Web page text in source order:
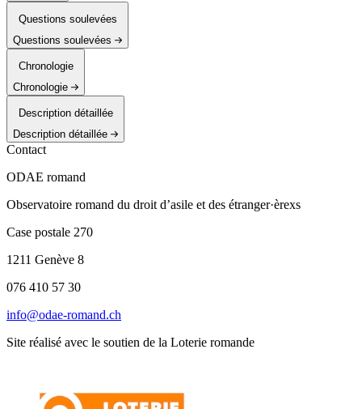
Questions soulevées
Questions soulevées
Chronologie
Chronologie
Description détaillée
Description détaillée
Contact
ODAE romand
Observatoire romand du droit d’asile et des étranger·èrexs
Case postale 270
1211 Genève 8
076 410 57 30
info@odae-romand.ch
Site réalisé avec le soutien de la Loterie romande